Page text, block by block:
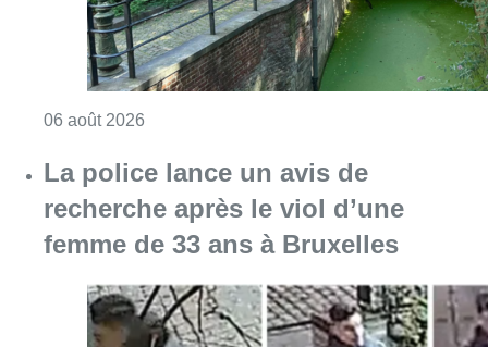
06 août 2026
La police lance un avis de
recherche après le viol d’une
femme de 33 ans à Bruxelles